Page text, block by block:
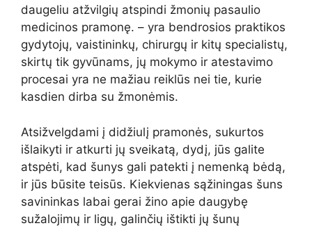
daugeliu atžvilgių atspindi žmonių pasaulio
medicinos pramonę. – yra bendrosios praktikos
gydytojų, vaistininkų, chirurgų ir kitų specialistų,
skirtų tik gyvūnams, jų mokymo ir atestavimo
procesai yra ne mažiau reiklūs nei tie, kurie
kasdien dirba su žmonėmis.
Atsižvelgdami į didžiulį pramonės, sukurtos
išlaikyti ir atkurti jų sveikatą, dydį, jūs galite
atspėti, kad šunys gali patekti į nemenką bėdą,
ir jūs būsite teisūs. Kiekvienas sąžiningas šuns
savininkas labai gerai žino apie daugybę
sužalojimų ir ligų, galinčių ištikti jų šunų